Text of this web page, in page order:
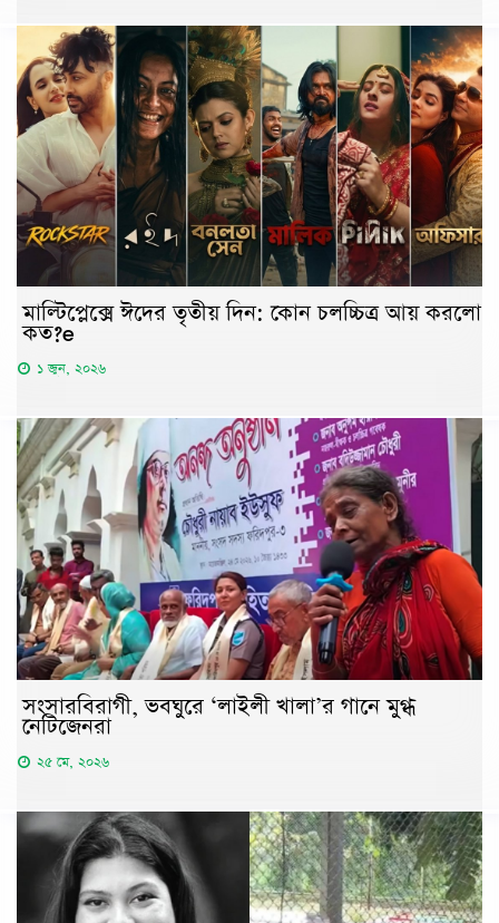
মাল্টিপ্লেক্সে ঈদের তৃতীয় দিন: কোন চলচ্চিত্র আয় করলো
কত?e
১ জুন, ২০২৬
সংসারবিরাগী, ভবঘুরে ‘লাইলী খালা’র গানে মুগ্ধ
নেটিজেনরা
২৫ মে, ২০২৬